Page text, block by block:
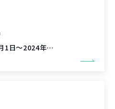
年7月1日（延長可能性有）